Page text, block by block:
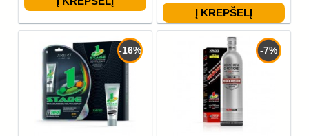
-16% -7%